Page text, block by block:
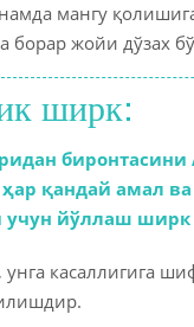
мангу
борар жойи дўзах
ширк:
қандай амал
учун йўллаш
касаллигига